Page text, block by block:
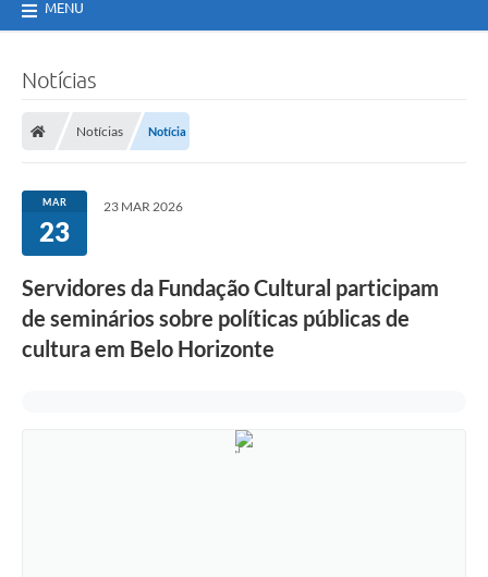
MENU
Notícias
Notícias Notícia
MAR
23
23 MAR 2026
Servidores da Fundação Cultural participam
de seminários sobre políticas públicas de
cultura em Belo Horizonte